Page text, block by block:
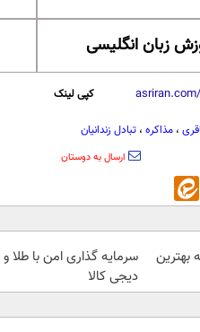
زبان انگلیسی
کپی لینک
، مذاکره ، تبادل زندانیان
ارسال به دوستان
سرمایه گذاری امن با طلا و
دیجی کالا